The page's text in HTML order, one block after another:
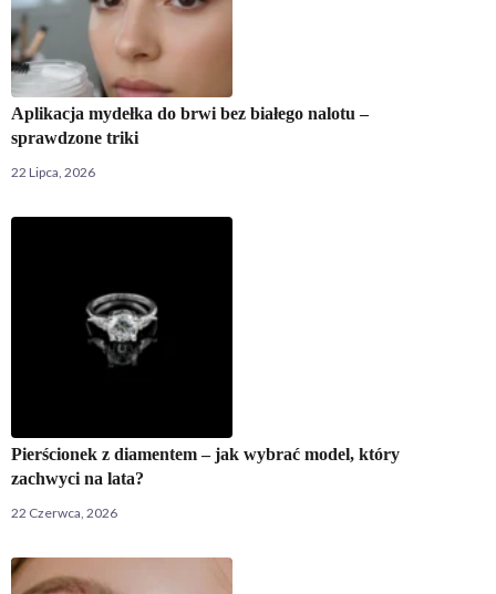
Aplikacja mydełka do brwi bez białego nalotu –
sprawdzone triki
22 Lipca, 2026
Pierścionek z diamentem – jak wybrać model, który
zachwyci na lata?
22 Czerwca, 2026